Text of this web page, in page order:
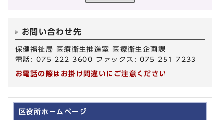
お問い合わせ先
保健福祉局 医療衛生推進室 医療衛生企画課
電話: 075-222-3600 ファックス: 075-251-7233
お電話の際はお掛け間違いにご注意ください
区役所ホームページ